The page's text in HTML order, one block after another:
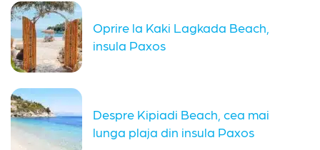
Oprire la Kaki Lagkada Beach,
insula Paxos
Despre Kipiadi Beach, cea mai
lunga plaja din insula Paxos